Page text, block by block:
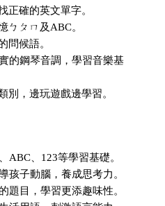
確的英文單字。
ㄆㄇ及ABC。
問候語。
的鋼琴音調，學習音樂基
，邊玩遊戲邊學習。
ABC、123等學習基礎。
孩子動腦，養成思考力。
題目，學習更添趣味性。